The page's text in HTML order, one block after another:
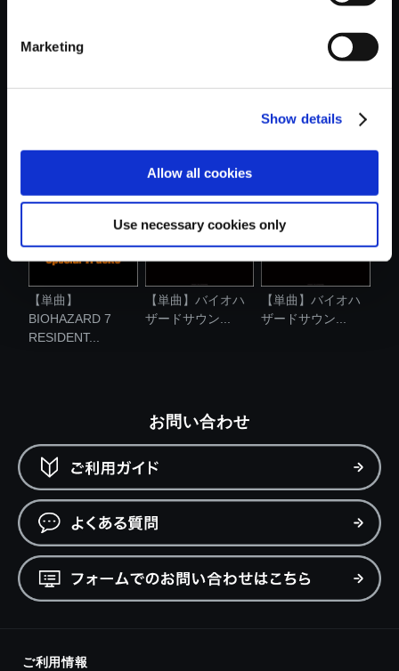
Marketing
Show details
Allow all cookies
Use necessary cookies only
【単曲】バイオハ
【単曲】
BIOHAZARD 7
RESIDENT...
【単曲】バイオハ
ザードサウン...
【単曲】バイオハ
ザードサウン...
お問い合わせ
ご利用情報